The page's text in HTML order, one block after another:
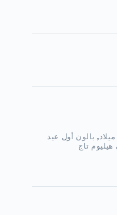
, بالون أول عيد
هيليوم تاج